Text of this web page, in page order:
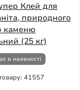
Клей для
природного
каменю
(25 кг)
в наявності
41557